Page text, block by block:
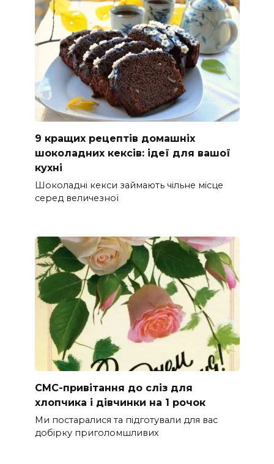
9 кращих рецептів домашніх
шоколадних кексів: ідеї для вашої
кухні
Шоколадні кекси займають чільне місце
серед величезної
СМС-привітання до сліз для
хлопчика і дівчинки на 1 рочок
Ми постаралися та підготували для вас
добірку приголомшливих